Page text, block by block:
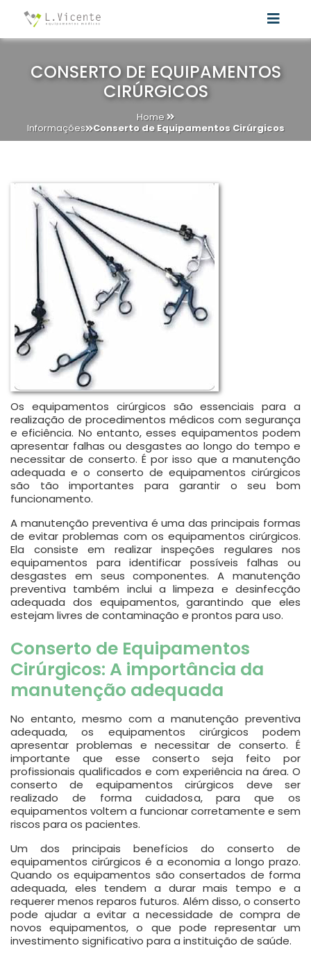
CONSERTO DE EQUIPAMENTOS
CIRÚRGICOS
Home
Informações Conserto de Equipamentos Cirúrgicos
Os equipamentos cirúrgicos são essenciais para a
realização de procedimentos médicos com segurança
e eficiência. No entanto, esses equipamentos podem
apresentar falhas ou desgastes ao longo do tempo e
necessitar de conserto. É por isso que a manutenção
adequada e o conserto de equipamentos cirúrgicos
são tão importantes para garantir o seu bom
funcionamento.
A manutenção preventiva é uma das principais formas
de evitar problemas com os equipamentos cirúrgicos.
Ela consiste em realizar inspeções regulares nos
equipamentos para identificar possíveis falhas ou
desgastes em seus componentes. A manutenção
preventiva também inclui a limpeza e desinfecção
adequada dos equipamentos, garantindo que eles
estejam livres de contaminação e prontos para uso.
Conserto de Equipamentos
Cirúrgicos: A importância da
manutenção adequada
No entanto, mesmo com a manutenção preventiva
adequada, os equipamentos cirúrgicos podem
apresentar problemas e necessitar de conserto. É
importante que esse conserto seja feito por
profissionais qualificados e com experiência na área. O
conserto de equipamentos cirúrgicos deve ser
realizado de forma cuidadosa, para que os
equipamentos voltem a funcionar corretamente e sem
riscos para os pacientes.
Um dos principais benefícios do conserto de
equipamentos cirúrgicos é a economia a longo prazo.
Quando os equipamentos são consertados de forma
adequada, eles tendem a durar mais tempo e a
requerer menos reparos futuros. Além disso, o conserto
pode ajudar a evitar a necessidade de compra de
novos equipamentos, o que pode representar um
investimento significativo para a instituição de saúde.